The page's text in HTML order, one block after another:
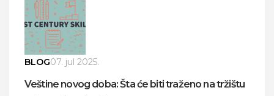
BLOG07. jul 2025.
Veštine novog doba: Šta će biti traženo na tržištu